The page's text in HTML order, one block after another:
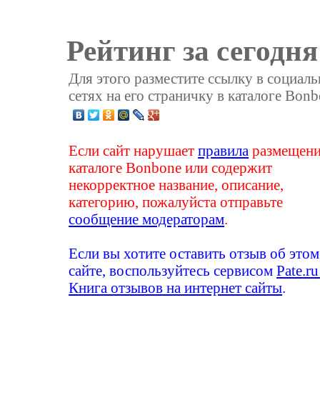
Рейтинг за
Для этого разместите ссылку в
сетях на его страничку в каталоге
Если сайт нарушаетправила
каталоге Bonbone или содержит
некорректное название, описание,
категорию, пожалуйста отправьте
сообщение модераторам
Если вы хотите оставить отзыв об этом
сайте, воспользуйтесь сервисом
Книга отзывов на интернет сайты